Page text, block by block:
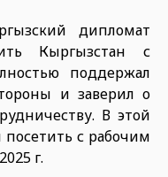
дипломат
Кыргызстан с
поддержал
и заверил о
В этой
с рабочим
г.